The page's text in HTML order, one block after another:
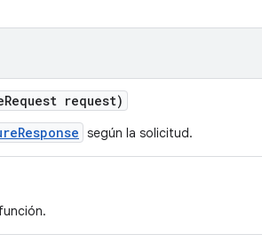
Request request)
según la solicitud.